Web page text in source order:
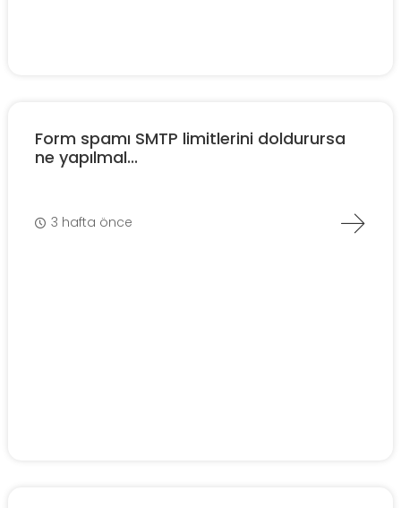
Form spamı SMTP limitlerini doldurursa
ne yapılmal...
3 hafta önce